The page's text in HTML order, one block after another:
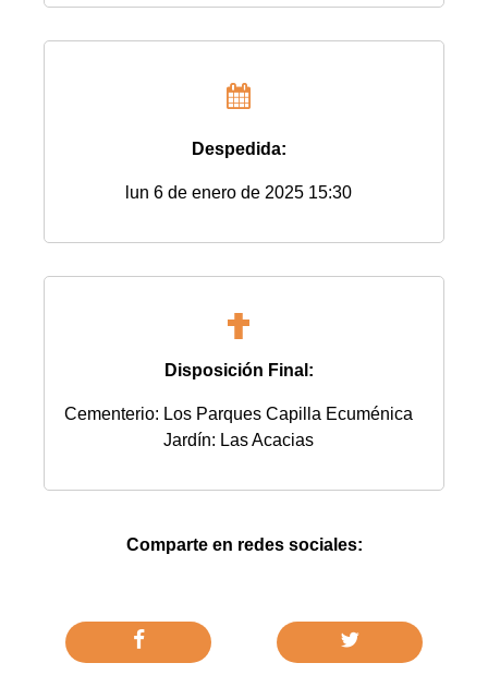
Despedida:
lun 6 de enero de 2025 15:30
Disposición Final:
Cementerio: Los Parques Capilla Ecuménica
Jardín: Las Acacias
Comparte en redes sociales: